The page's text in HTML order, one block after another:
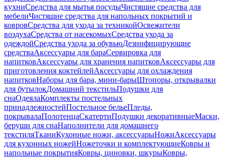
кухниСредства для мытья посудыЧистящие средства для
мебелиЧистящие средства для напольных покрытий и
ковровСредства для ухода за техникойОсвежители
воздухаСредства от насекомыхСредства ухода за
одеждойСредства ухода за обувьюДезинфицирующие
средстваАксессуары для бараСервировка для
напитковАксессуары для хранения напитковАксессуары для
приготовления коктейлейАксессуары для охлаждения
напитковНаборы для бара, мини-барыШтопоры, открывалки
для бутылокДомашний текстильПодушки для
снаОдеялаКомплекты постельных
принадлежностейПостельное бельеПледы,
покрывалаПолотенцаСкатертиПодушки декоративныеМаски,
беруши для снаНаполнители для домашнего
текстиляТканиКухонные ножи, аксессуарыНожиАксессуары
для кухонных ножейНожеточки и комплектующиеКовры и
напольные покрытияКовры, циновки, шкурыКовры,